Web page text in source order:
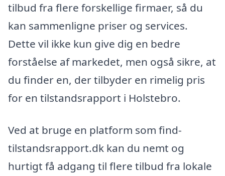
tilbud fra flere forskellige firmaer, så du
kan sammenligne priser og services.
Dette vil ikke kun give dig en bedre
forståelse af markedet, men også sikre, at
du finder en, der tilbyder en rimelig pris
for en tilstandsrapport i Holstebro.
Ved at bruge en platform som find-
tilstandsrapport.dk kan du nemt og
hurtigt få adgang til flere tilbud fra lokale